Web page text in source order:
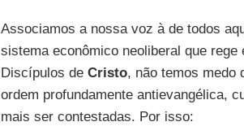
Associamos a nossa voz à de todos
sistema econômico neoliberal que
Discípulos de Cristo, não temos medo
ordem profundamente antievangélica,
mais ser contestadas. Por isso: